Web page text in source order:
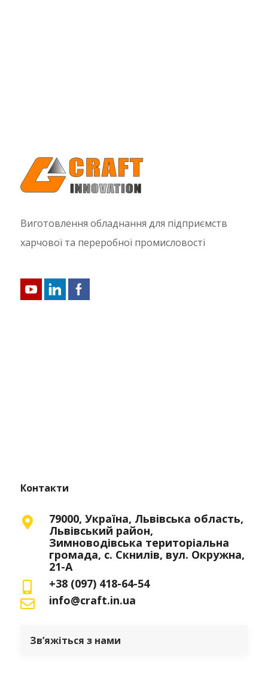
Виготовлення обладнання для підприємств
харчової та переробної промисловості
Контакти
79000, Україна, Львівська область,
Львівський район,
Зимноводівська територіальна
громада, с. Скнилів, вул. Окружна,
21-А
+38 (097) 418-64-54
info@craft.in.ua
Зв’яжіться з нами